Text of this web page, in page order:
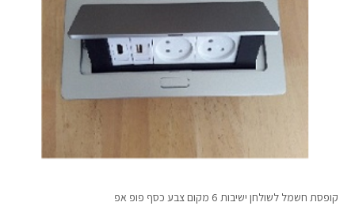
קופסת חשמל לשולחן ישיבות 6 מקום צבע כסף פופ אפ